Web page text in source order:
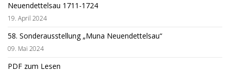
Neuendettelsau 1711-1724
19. April 2024
58. Sonderausstellung „Muna Neuendettelsau“
09. Mai 2024
PDF zum Lesen